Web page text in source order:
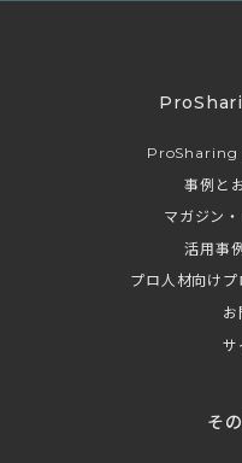
ProSharing
事例と
マガジン
活用事
プロ人材向け
お
サ
そ